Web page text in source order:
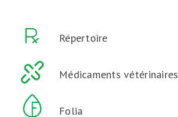
Répertoire
Médicaments vétérinaires
Folia